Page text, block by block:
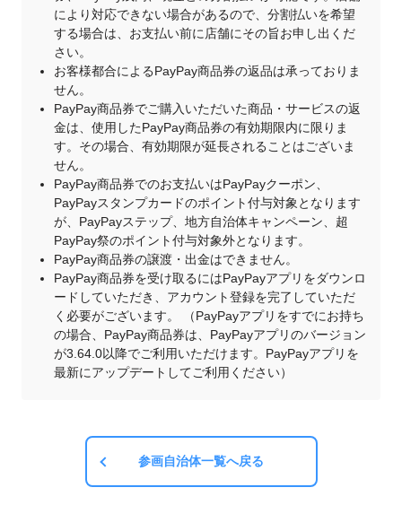
により対応できない場合があるので、分割払いを希望
する場合は、お支払い前に店舗にその旨お申し出くだ
さい。
お客様都合によるPayPay商品券の返品は承っておりま
せん。
PayPay商品券でご購入いただいた商品・サービスの返
金は、使用したPayPay商品券の有効期限内に限りま
す。その場合、有効期限が延長されることはございま
せん。
PayPay商品券でのお支払いはPayPayクーポン、
PayPayスタンプカードのポイント付与対象となります
が、PayPayステップ、地方自治体キャンペーン、超
PayPay祭のポイント付与対象外となります。
PayPay商品券の譲渡・出金はできません。
PayPay商品券を受け取るにはPayPayアプリをダウンロ
ードしていただき、アカウント登録を完了していただ
く必要がございます。 （PayPayアプリをすでにお持ち
の場合、PayPay商品券は、PayPayアプリのバージョン
が3.64.0以降でご利用いただけます。PayPayアプリを
最新にアップデートしてご利用ください）
参画自治体一覧へ戻る